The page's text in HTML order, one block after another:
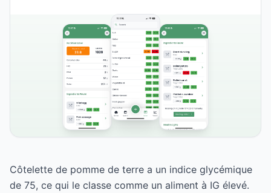
Côtelette de pomme de terre a un indice glycémique
de 75, ce qui le classe comme un aliment à IG élevé.